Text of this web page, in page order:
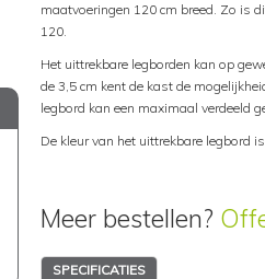
maatvoeringen 120 cm breed. Zo is
120.
Het uittrekbare legborden kan op
de 3,5 cm kent de kast de
legbord kan een maximaal verdeeld
De kleur van het uittrekbare legbord
Meer bestellen?
SPECIFICATIES